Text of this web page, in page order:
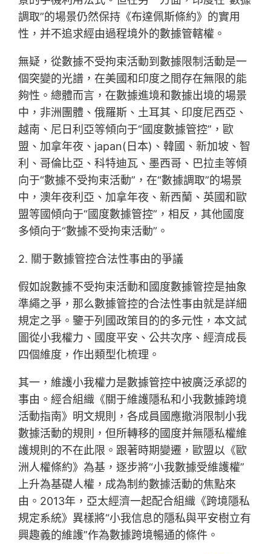
調取”的場景仍然保持《布達佩斯條約》的實用
性，并不追求經由過程境外的數據管轄權。
無疑，從數據不受拘束活動到數據限制活動是一
個突變的光譜，在美國和印度之間存在無限的能
夠性。總體而言，在數據進境和數據出境的場景
中，非洲團體、俄羅斯、土耳其、印度尼西亞、
越南、尼日利亞等傾向于“國度數據管控”，歐
盟、加拿年夜、japan(日本)、韓國、新加坡、智
利、哥倫比亞、科特迪瓦、墨西哥、巴拉圭等傾
向于“數據不受拘束活動”，在“數據調取”的場景
中，澳年夜利亞、加拿年夜、新西蘭、英國和歐
盟等國傾向于“國度數據管控”，相反，其他國度
多傾向于“數據不受拘束活動”。
2. 關于數據管控合法性事由的爭議
假如說數據不受拘束活動和國度數據管控是抽象
準繩之爭，那么數據管控的合法性事由就是詳細
規定之爭。鑒于列國政策目的的多元性，本文試
圖從小我權力、國度平安、公共次序、經濟成長
四個維度，作出類型化梳理。
其一，維護小我權力是數據管控中被廣泛承認的
事由。經合組織《關于維護隱私和小我數據跨境
活動指南》明文規則，各成員國應撤消限制小我
數據活動的規則，但所轉移的國度并無隱私權維
護規則的不在此限。跟著時期變遷，歐盟以《歐
洲人權條約》為基，逐步將“小我數據受維護權”
上升為基礎人權，成為制約數據活動的焦點來
由。2013年，亞太經濟一起配合組織《跨境隱私
規定系統》異樣將“小我信息的隱私與平安樹立有
興趣義的維護”作為數據跨境暢通的條件。